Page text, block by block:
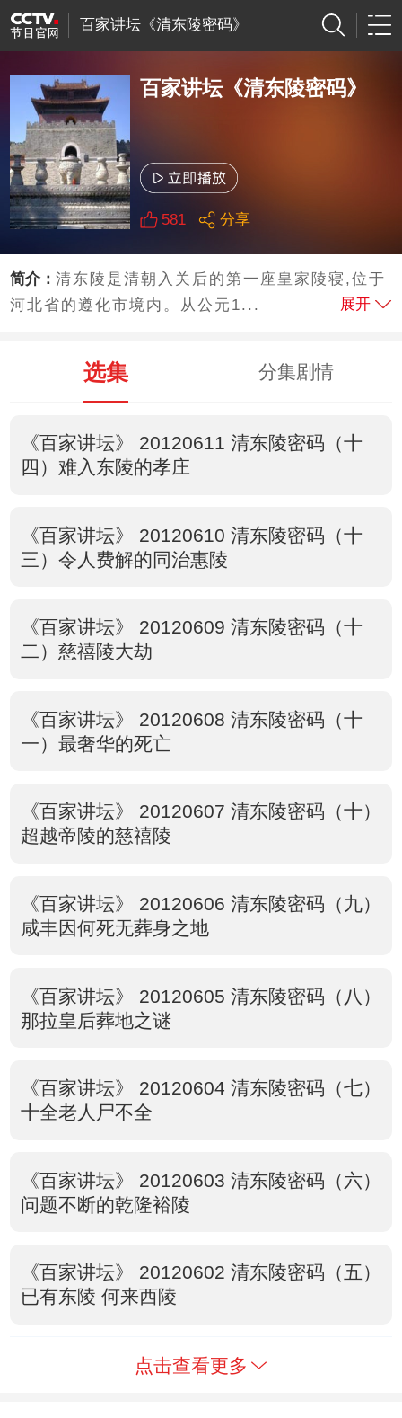
百家讲坛《清东陵密码》
百家讲坛《清东陵密码》
581 分享
简介：清东陵是清朝入关后的第一座皇家陵寝,位于
河北省的遵化市境内。从公元1...
展开
选集 分集剧情
《百家讲坛》 20120611 清东陵密码（十
四）难入东陵的孝庄
《百家讲坛》 20120610 清东陵密码（十
三）令人费解的同治惠陵
《百家讲坛》 20120609 清东陵密码（十
二）慈禧陵大劫
《百家讲坛》 20120608 清东陵密码（十
一）最奢华的死亡
《百家讲坛》 20120607 清东陵密码（十）
超越帝陵的慈禧陵
《百家讲坛》 20120606 清东陵密码（九）
咸丰因何死无葬身之地
《百家讲坛》 20120605 清东陵密码（八）
那拉皇后葬地之谜
《百家讲坛》 20120604 清东陵密码（七）
十全老人尸不全
《百家讲坛》 20120603 清东陵密码（六）
问题不断的乾隆裕陵
《百家讲坛》 20120602 清东陵密码（五）
已有东陵 何来西陵
点击查看更多